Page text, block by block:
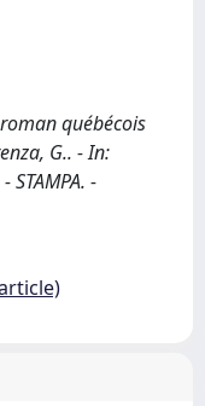
québécois
G.. - In:
STAMPA. -